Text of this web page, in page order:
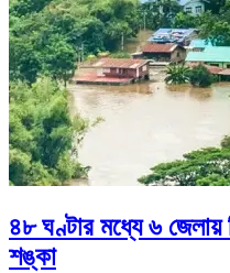
৪৮ ঘণ্টার মধ্যে ৬ জেলায়
শঙ্কা